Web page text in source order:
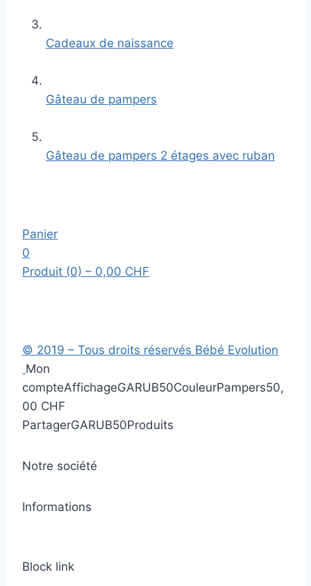
Cadeaux de naissance
Gâteau de pampers
Gâteau de pampers 2 étages avec ruban
Panier
0
Produit (0) – 0,00 CHF
© 2019 – Tous droits réservés Bébé Evolution
Mon
compteAffichageGARUB50CouleurPampers50,
00 CHF
PartagerGARUB50Produits
Notre société
Informations
Block link